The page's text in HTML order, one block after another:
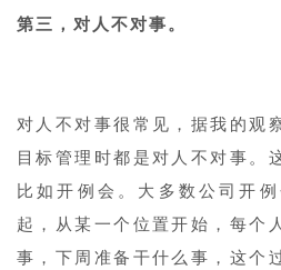
第三，对人不对事。
对人不对事很常见，据我的观
目标管理时都是对人不对事。
比如开例会。大多数公司开
起，从某一个位置开始，每个
事，下周准备干什么事，这个